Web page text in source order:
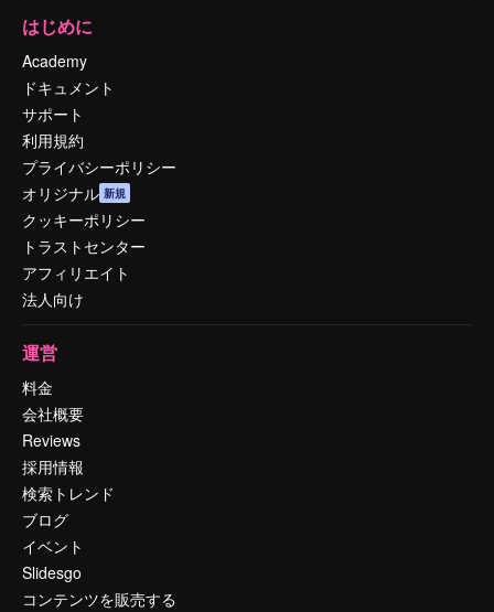
はじめに
Academy
ドキュメント
サポート
利用規約
プライバシーポリシー
オリジナル 新規
クッキーポリシー
トラストセンター
アフィリエイト
法人向け
運営
料金
会社概要
Reviews
採用情報
検索トレンド
ブログ
イベント
Slidesgo
コンテンツを販売する